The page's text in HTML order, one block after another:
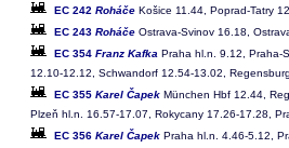
EC 242 Roháče Košice 11.44, Poprad-Tatry
EC 243 Roháče Ostrava-Svinov 16.18,
EC 354 Franz Kafka Praha hl.n. 9.12, Praha-
12.10-12.12, Schwandorf 12.54-13.02,
EC 355 Karel Čapek München Hbf 12.44,
Plzeň hl.n. 16.57-17.07, Rokycany 17.26-17.28,
EC 356 Karel Čapek Praha hl.n. 4.46-5.12,